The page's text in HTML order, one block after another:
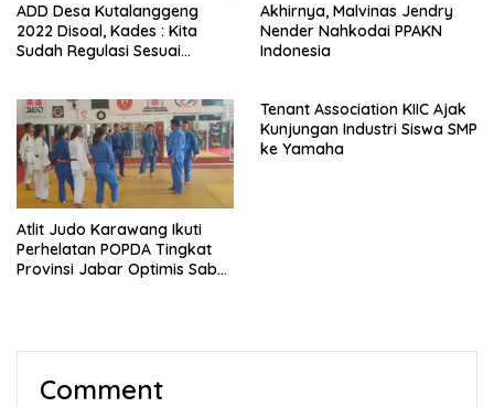
ADD Desa Kutalanggeng
2022 Disoal, Kades : Kita
Sudah Regulasi Sesuai
Akhirnya, Malvinas Jendry
Nender Nahkodai PPAKN
Indonesia
Atlit Judo Karawang Ikuti
Perhelatan POPDA Tingkat
Provinsi Jabar Optimis Sabet
Tenant Association KIIC Ajak
Kunjungan Industri Siswa SMP
ke Yamaha
Comment